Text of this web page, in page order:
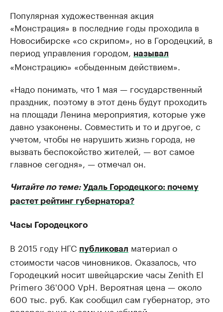
Популярная художественная акция
«Монстрация» в последние годы проходила в
Новосибирске «со скрипом», но в Городецкий, в
период управления городом,
называл
«Монстрацию» «обыденным действием».
«Надо понимать, что 1 мая — государственный
праздник, поэтому в этот день будут проходить
на площади Ленина мероприятия, которые уже
давно узаконены. Совместить и то и другое, с
учетом, чтобы не нарушить жизнь города, не
вызвать беспокойство жителей, — вот самое
главное сегодня», — отмечал он.
Читайте по теме: Удаль Городецкого: почему
растет рейтинг губернатора?
Часы Городецкого
В 2015 году НГС публиковал материал о
стоимости часов чиновников. Оказалось, что
Городецкий носит швейцарские часы Zenith El
Primero 36'000 VpH. Вероятная цена — около
600 тыс. руб. Как сообщил сам губернатор, это